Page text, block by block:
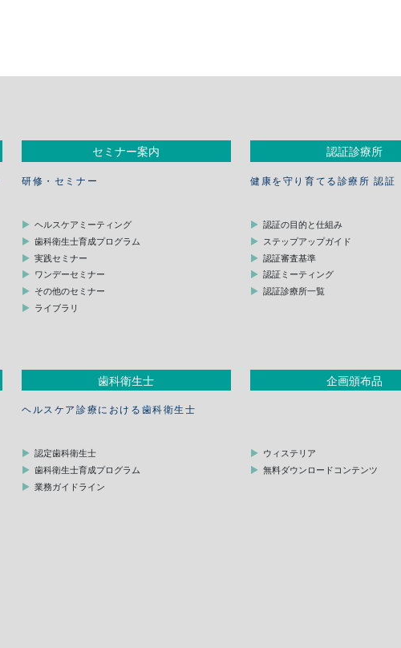
セミナー案内
研修・セミナー
ヘルスケアミーティング
歯科衛生士育成プログラム
実践セミナー
ワンデーセミナー
その他のセミナー
ライブラリ
認証診療所
健康を守り育てる診療所 認証
認証の目的と仕組み
ステップアップガイド
認証審査基準
認証ミーティング
認証診療所一覧
歯科衛生士
ヘルスケア診療における歯科衛生士
認定歯科衛生士
歯科衛生士育成プログラム
業務ガイドライン
企画頒布品
ウィステリア
無料ダウンロードコンテンツ